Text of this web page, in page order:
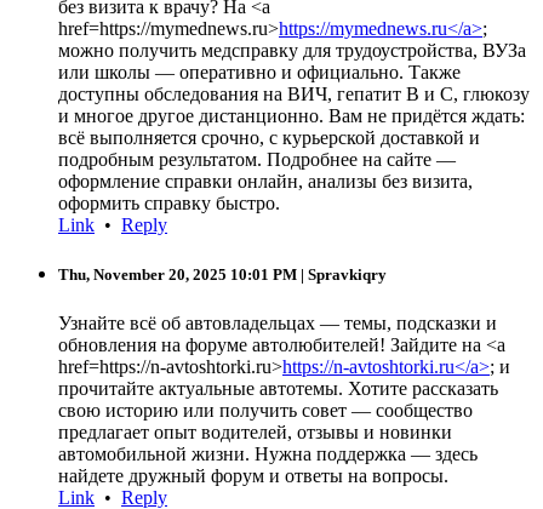
без визита к врачу? На <a
href=https://mymednews.ru>https://mymednews.ru</a>;
можно получить медсправку для трудоустройства, ВУЗа
или школы — оперативно и официально. Также
доступны обследования на ВИЧ, гепатит B и C, глюкозу
и многое другое дистанционно. Вам не придётся ждать:
всё выполняется срочно, с курьерской доставкой и
подробным результатом. Подробнее на сайте —
оформление справки онлайн, анализы без визита,
оформить справку быстро.
Link • Reply
Thu, November 20, 2025 10:01 PM | Spravkiqry
Узнайте всё об автовладельцах — темы, подсказки и
обновления на форуме автолюбителей! Зайдите на <a
href=https://n-avtoshtorki.ru>https://n-avtoshtorki.ru</a>; и
прочитайте актуальные автотемы. Хотите рассказать
свою историю или получить совет — сообщество
предлагает опыт водителей, отзывы и новинки
автомобильной жизни. Нужна поддержка — здесь
найдете дружный форум и ответы на вопросы.
Link • Reply